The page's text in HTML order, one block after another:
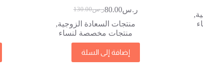
,
ر.س130.00السعر
الأصلي
هو:
ر.س130.00.
ر.س80.00السعر
الحالي
هو:
ر.س80.00.
منتجات السعادة الزوجية,
منتجات مخصصة لنساء
إضافة إلى السلة